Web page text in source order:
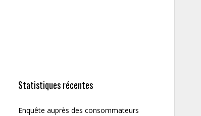
Statistiques récentes
Enquête auprès des consommateurs